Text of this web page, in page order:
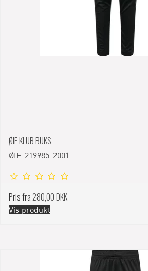
ØIF KLUB BUKS
ØIF-219985-2001
Pris fra280,00 DKK
Vis produkt